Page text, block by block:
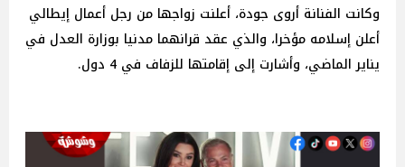
وكانت الفنانة أروى جودة، أعلنت زواجها من رجل أعمال إيطالي
أعلن إسلامه مؤخرا، والذي عقد قرانهما مدنيا بوزارة العدل في
يناير الماضي، وأشارت إلى إقامتها للزفاف في 4 دول.